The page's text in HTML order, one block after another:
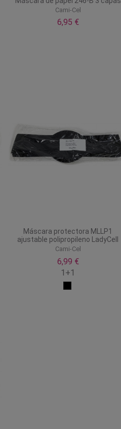
Cami-Cel
6,95 €
Máscara protectora MLLP1
ajustable polipropileno LadyCell
Cami-Cel
6,99 €
1+1